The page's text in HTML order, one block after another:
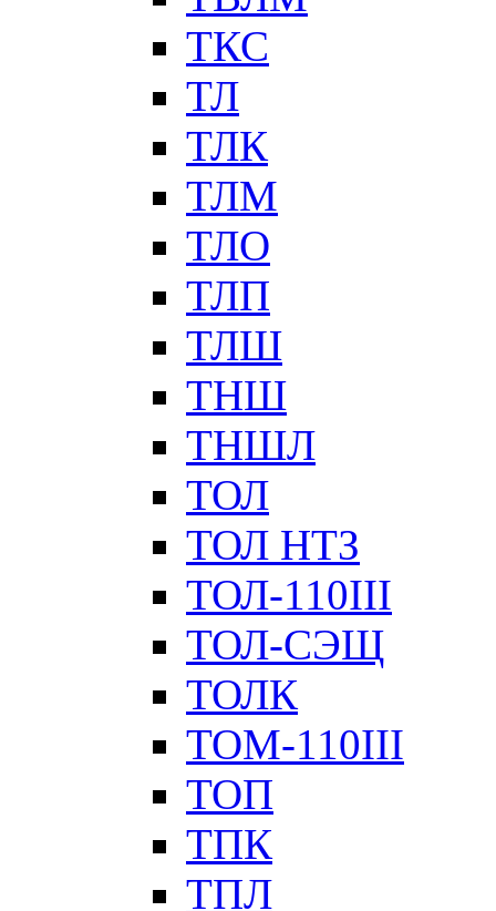
ТКС
ТЛ
ТЛК
ТЛМ
ТЛО
ТЛП
ТЛШ
ТНШ
ТНШЛ
ТОЛ
ТОЛ НТЗ
ТОЛ-110III
ТОЛ-СЭЩ
ТОЛК
ТОМ-110III
ТОП
ТПК
ТПЛ